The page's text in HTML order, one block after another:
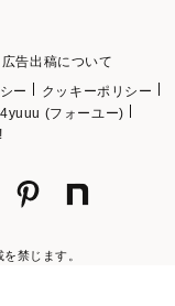
広告出稿について
ー
クッキーポリシー
4yuuu (フォーユー)
禁じます。